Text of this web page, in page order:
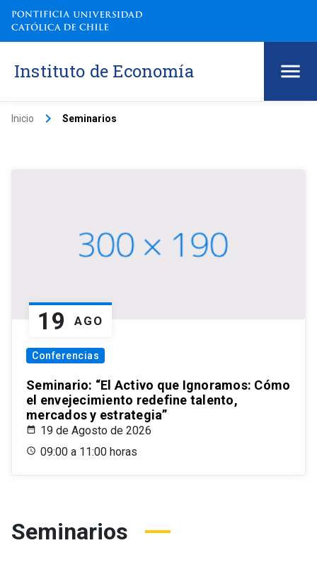
Instituto de Economía
Inicio keyboard_arrow_right Seminarios
19 AGO
Conferencias
Seminario: “El Activo que Ignoramos: Cómo
el envejecimiento redefine talento,
mercados y estrategia”
19 de Agosto de 2026
09:00 a 11:00 horas
Seminarios